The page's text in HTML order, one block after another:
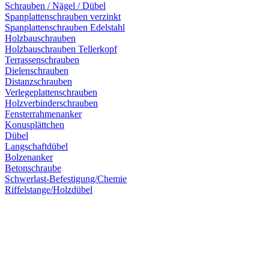
Schrauben / Nägel / Dübel
Spanplattenschrauben verzinkt
Spanplattenschrauben Edelstahl
Holzbauschrauben
Holzbauschrauben Tellerkopf
Terrassenschrauben
Dielenschrauben
Distanzschrauben
Verlegeplattenschrauben
Holzverbinderschrauben
Fensterrahmenanker
Konusplättchen
Dübel
Langschaftdübel
Bolzenanker
Betonschraube
Schwerlast-Befestigung/Chemie
Riffelstange/Holzdübel